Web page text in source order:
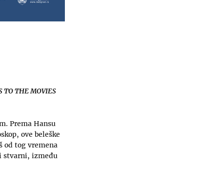
TO THE MOVIES
Prema Hansu
ove beleške
od tog vremena
stvarni, između